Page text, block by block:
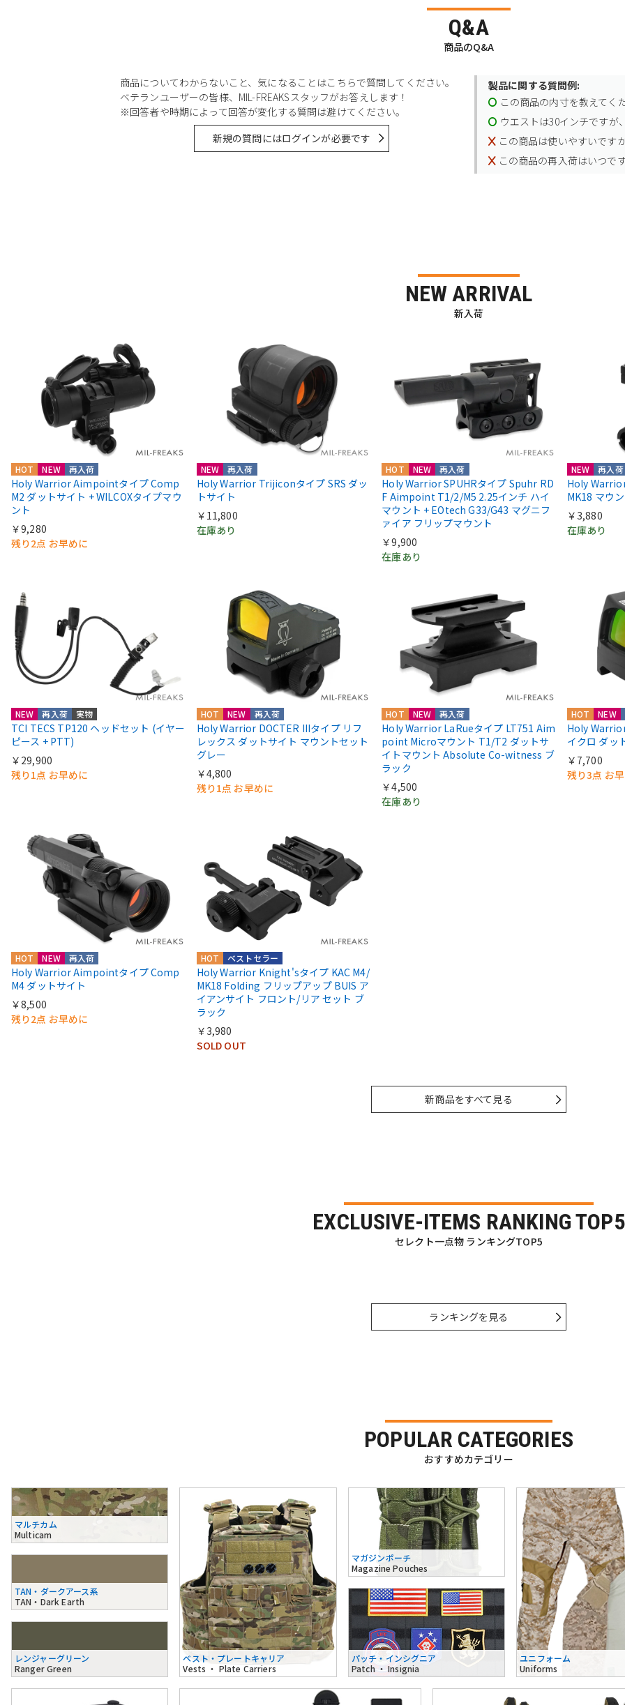
Q&A
商品のQ&A
商品についてわからないこと、気になることはこちらで質問してください。
ベテランユーザーの皆様、MIL-FREAKSスタッフがお答えします！
※回答者や時期によって回答が変化する質問は避けてください。
新規の質問にはログインが必要です
製品に関する質問例:
この商品の内寸を教えてく
ウエストは30インチですが
この商品は使いやすいです
この商品の再入荷はいつで
NEW ARRIVAL
新入荷
HOT NEW 再入荷
Holy Warrior Aimpointタイプ Comp
M2 ダットサイト + WILCOXタイプマウ
ント
￥9,280
残り2点 お早めに
NEW 再入荷
Holy Warrior Trijiconタイプ SRS ダッ
トサイト
￥11,800
在庫あり
HOT NEW 再入荷
Holy Warrior SPUHRタイプ Spuhr RD
F Aimpoint T1/2/M5 2.25インチ ハイ
マウント + EOtech G33/G43 マグニフ
ァイア フリップマウント
￥9,900
在庫あり
NEW 再入荷
Holy
MK18 マウ
￥3,880
在庫あり
NEW 再入荷 実物
TCI TECS TP120 ヘッドセット (イヤー
ピース + PTT)
￥29,900
残り1点 お早めに
HOT NEW 再入荷
Holy Warrior DOCTER IIIタイプ リフ
レックス ダットサイト マウントセット
グレー
￥4,800
残り1点 お早めに
HOT NEW 再入荷
Holy Warrior LaRueタイプ LT751 Aim
point Microマウント T1/T2 ダットサ
イトマウント Absolute Co-witness ブ
ラック
￥4,500
在庫あり
HOT NEW
Holy
イクロ ダッ
￥7,700
残り3点 お
HOT NEW 再入荷
Holy Warrior Aimpointタイプ Comp
M4 ダットサイト
￥8,500
残り2点 お早めに
HOT ベストセラー
Holy Warrior Knight'sタイプ KAC M4/
MK18 Folding フリップアップ BUIS ア
イアンサイト フロント/リア セット ブ
ラック
￥3,980
SOLD OUT
新商品をすべて見る
EXCLUSIVE-ITEMS RANKING TOP5
セレクト一点物 ランキングTOP5
ランキングを見る
POPULAR CATEGORIES
おすすめカテゴリー
マルチカム
Multicam
TAN・ダークアース系
TAN・Dark Earth
レンジャーグリーン
Ranger Green
ベスト・プレートキャリア
Vests ・ Plate Carriers
マガジンポーチ
Magazine Pouches
パッチ・インシグニア
Patch ・ Insignia
ユニフォーム
Uniforms